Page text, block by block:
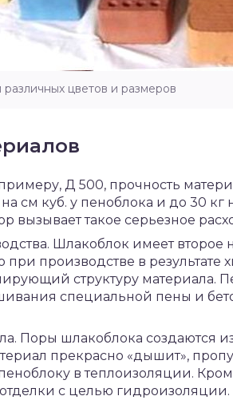
цветов и размеров
Д 500, прочность
см куб. у пеноблока и до 30 кг
вызывает такое серьезное
Шлакоблок имеет второе
при производстве в результате
структуру материала.
специальной пены и
Поры шлакоблока создаются
прекрасно «дышит»,
в теплоизоляции.
отделки с целью